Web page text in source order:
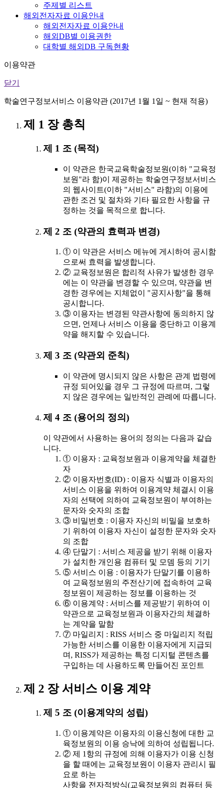
주제별 리스트
해외전자자료 이용안내
해외전자자료 이용안내
해외DB별 이용권한
대학별 해외DB 구독현황
이용약관
닫기
학술연구정보서비스 이용약관 (2017년 1월 1일 ~ 현재 적용)
제 1 장 총칙
제 1 조 (목적)
이 약관은 한국교육학술정보원(이하 "교육정
보원"라 함)이 제공하는 학술연구정보서비스
의 웹사이트(이하 "서비스" 라함)의 이용에
관한 조건 및 절차와 기타 필요한 사항을 규
정하는 것을 목적으로 합니다.
제 2 조 (약관의 효력과 변경)
① 이 약관은 서비스 메뉴에 게시하여 공시함
으로써 효력을 발생합니다.
② 교육정보원은 합리적 사유가 발생한 경우
에는 이 약관을 변경할 수 있으며, 약관을 변
경한 경우에는 지체없이 "공지사항"을 통해
공시합니다.
③ 이용자는 변경된 약관사항에 동의하지 않
으면, 언제나 서비스 이용을 중단하고 이용계
약을 해지할 수 있습니다.
제 3 조 (약관외 준칙)
이 약관에 명시되지 않은 사항은 관계 법령에
규정 되어있을 경우 그 규정에 따르며, 그렇
지 않은 경우에는 일반적인 관례에 따릅니다.
제 4 조 (용어의 정의)
이 약관에서 사용하는 용어의 정의는 다음과 같습
니다.
① 이용자 : 교육정보원과 이용계약을 체결한
자
② 이용자번호(ID) : 이용자 식별과 이용자의
서비스 이용을 위하여 이용계약 체결시 이용
자의 선택에 의하여 교육정보원이 부여하는
문자와 숫자의 조합
③ 비밀번호 : 이용자 자신의 비밀을 보호하
기 위하여 이용자 자신이 설정한 문자와 숫자
의 조합
④ 단말기 : 서비스 제공을 받기 위해 이용자
가 설치한 개인용 컴퓨터 및 모뎀 등의 기기
⑤ 서비스 이용 : 이용자가 단말기를 이용하
여 교육정보원의 주전산기에 접속하여 교육
정보원이 제공하는 정보를 이용하는 것
⑥ 이용계약 : 서비스를 제공받기 위하여 이
약관으로 교육정보원과 이용자간의 체결하
는 계약을 말함
⑦ 마일리지 : RISS 서비스 중 마일리지 적립
가능한 서비스를 이용한 이용자에게 지급되
며, RISS가 제공하는 특정 디지털 콘텐츠를
구입하는 데 사용하도록 만들어진 포인트
제 2 장 서비스 이용 계약
제 5 조 (이용계약의 성립)
① 이용계약은 이용자의 이용신청에 대한 교
육정보원의 이용 승낙에 의하여 성립됩니다.
② 제 1항의 규정에 의해 이용자가 이용 신청
을 할 때에는 교육정보원이 이용자 관리시 필
요로 하는
사항을 전자적방식(교육정보원의 컴퓨터 등